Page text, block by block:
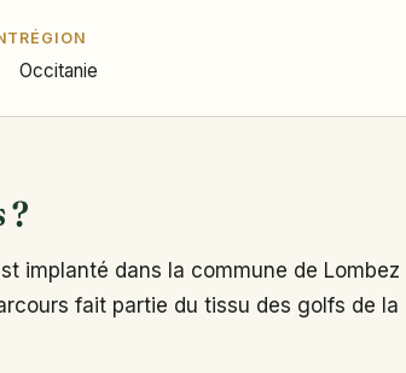
RÉGION
Occitanie
?
est implanté dans la commune de
fait partie du tissu des golfs de la